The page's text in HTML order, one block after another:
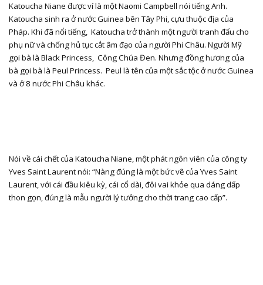
Katoucha Niane được ví là một Naomi Campbell nói tiếng Anh.
Katoucha sinh ra ở nước Guinea bên Tây Phi, cựu thuộc địa của
Pháp. Khi đã nổi tiếng, Katoucha trở thành một người tranh đấu cho
phụ nữ và chống hủ tục cắt âm đạo của người Phi Châu. Người Mỹ
gọi bà là Black Princess, Công Chúa Đen. Nhưng đồng hương của
bà gọi bà là Peul Princess. Peul là tên của một sắc tộc ở nước Guinea
và ở 8 nước Phi Châu khác.
Nói về cái chết của Katoucha Niane, một phát ngôn viên của công ty
Yves Saint Laurent nói: “Nàng đúng là một bức vẽ của Yves Saint
Laurent, với cái đầu kiêu kỳ, cái cổ dài, đôi vai khỏe qua dáng dấp
thon gọn, đúng là mẫu người lý tưởng cho thời trang cao cấp”.